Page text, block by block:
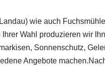
wie auch
Wahl produzieren wir
Sonnenschutz,
Angebote